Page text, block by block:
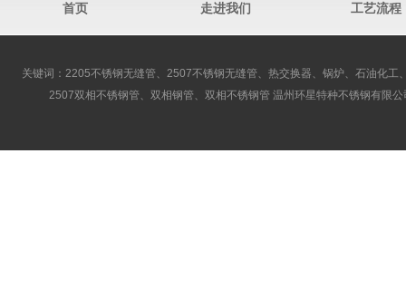
首页 走进我们 工艺流程
关键词：2205不锈钢无缝管、2507不锈钢无缝管、热交换器、锅炉、石油化
2507双相不锈钢管、双相钢管、双相不锈钢管 温州环星特种不锈钢有限